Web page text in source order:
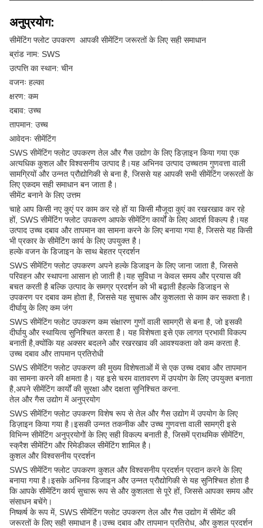
अनुप्रयोग:
सीमेंटिंग फ्लोट उपकरण ️ आपकी सीमेंटिंग जरूरतों के लिए सही समाधान
ब्रांड नाम: SWS
उत्पत्ति का स्थान: चीन
वजनः हल्का
क्षरण: कम
दबाव: उच्च
तापमान: उच्च
आवेदनः सीमेंटिंग
SWS सीमेंटिंग फ्लोट उपकरण तेल और गैस उद्योग के लिए डिज़ाइन किया गया एक
अत्यधिक कुशल और विश्वसनीय उत्पाद है।यह अभिनव उत्पाद उच्चतम गुणवत्ता वाली
सामग्रियों और उन्नत प्रौद्योगिकी से बना है, जिससे यह आपकी सभी सीमेंटिंग जरूरतों के
लिए एकदम सही समाधान बन जाता है।
सीमेंट बनाने के लिए उत्तम
चाहे आप किसी नए कुएं पर काम कर रहे हों या किसी मौजूदा कुएं का रखरखाव कर रहे
हों, SWS सीमेंटिंग फ्लोट उपकरण आपके सीमेंटिंग कार्यों के लिए आदर्श विकल्प है।यह
उत्पाद उच्च दबाव और तापमान का सामना करने के लिए बनाया गया है, जिससे यह किसी
भी प्रकार के सीमेंटिंग कार्य के लिए उपयुक्त है।
हल्के वजन के डिजाइन के साथ बेहतर प्रदर्शन
SWS सीमेंटिंग फ्लोट उपकरण अपने हल्के डिजाइन के लिए जाना जाता है, जिससे
परिवहन और स्थापना आसान हो जाती है।यह सुविधा न केवल समय और प्रयास की
बचत करती है बल्कि उत्पाद के समग्र प्रदर्शन को भी बढ़ाती हैहल्के डिजाइन से
उपकरण पर दबाव कम होता है, जिससे यह सुचारू और कुशलता से काम कर सकता है।
दीर्घायु के लिए कम जंग
SWS सीमेंटिंग फ्लोट उपकरण कम संक्षारण गुणों वाली सामग्री से बना है, जो इसकी
दीर्घायु और स्थायित्व सुनिश्चित करता है। यह विशेषता इसे एक लागत प्रभावी विकल्प
बनाती है,क्योंकि यह अक्सर बदलने और रखरखाव की आवश्यकता को कम करता है.
उच्च दबाव और तापमान प्रतिरोधी
SWS सीमेंटिंग फ्लोट उपकरण की मुख्य विशेषताओं में से एक उच्च दबाव और तापमान
का सामना करने की क्षमता है। यह इसे चरम वातावरण में उपयोग के लिए उपयुक्त बनाता
है,अपने सीमेंटिंग कार्यों की सुरक्षा और दक्षता सुनिश्चित करना.
तेल और गैस उद्योग में अनुप्रयोग
SWS सीमेंटिंग फ्लोट उपकरण विशेष रूप से तेल और गैस उद्योग में उपयोग के लिए
डिज़ाइन किया गया है।इसकी उन्नत तकनीक और उच्च गुणवत्ता वाली सामग्री इसे
विभिन्न सीमेंटिंग अनुप्रयोगों के लिए सही विकल्प बनाती है, जिसमें प्राथमिक सीमेंटिंग,
स्क्रैश सीमेंटिंग और रिमेडीकल सीमेंटिंग शामिल है।
कुशल और विश्वसनीय प्रदर्शन
SWS सीमेंटिंग फ्लोट उपकरण कुशल और विश्वसनीय प्रदर्शन प्रदान करने के लिए
बनाया गया है।इसके अभिनव डिजाइन और उन्नत प्रौद्योगिकी से यह सुनिश्चित होता है
कि आपके सीमेंटिंग कार्य सुचारू रूप से और कुशलता से पूरे हों, जिससे आपका समय और
संसाधन बचेंगे।
निष्कर्ष के रूप में, SWS सीमेंटिंग फ्लोट उपकरण तेल और गैस उद्योग में सीमेंट की
जरूरतों के लिए सही समाधान है।उच्च दबाव और तापमान प्रतिरोध, और कुशल प्रदर्शन